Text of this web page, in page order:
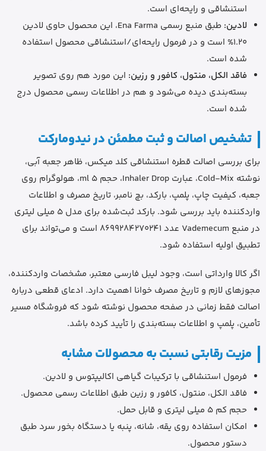
استنشاقی و رایحه‌ای است.
لادین:
طبق منبع رسمی Ena Farma، این محصول حاوی لادین
1.20% است و در فرمول رایحه‌ای/استنشاقی محصول استفاده
شده است.
فاقد الکل، منتول، کافور و رزین: این مورد هم روی تصویر
بسته‌بندی دیده می‌شود و هم در اطلاعات رسمی محصول درج
شده است.
تشخیص اصالت و ثبت مطمئن در نیدومارکت
برای بررسی اصالت قطره استنشاقی کلد میکس، ظاهر جعبه آبی،
نوشته Cold-Mix، عبارت Inhaler Drop، حجم 5 ml، هولوگرام روی
جعبه، کیفیت چاپ، پلمپ، بارکد، بچ نامبر، تاریخ مصرف و اطلاعات
واردکننده باید بررسی شود. بارکد ثبت‌شده برای مدل 5 میلی لیتری
در منبع Vademecum عدد 8699284270241 است و می‌تواند برای
تطبیق اولیه استفاده شود.
اگر کالا وارداتی است، وجود لیبل فارسی معتبر، مشخصات واردکننده،
مجوزهای لازم و تاریخ مصرف خوانا اهمیت دارد. ادعای قطعی درباره
اصالت فقط زمانی در صفحه محصول نوشته شود که فروشگاه مسیر
تأمین، پلمپ و اطلاعات بسته‌بندی را تأیید کرده باشد.
مزیت رقابتی نسبت به محصولات مشابه
فرمول استنشاقی با ترکیبات گیاهی اکالیپتوس و لادین.
فاقد الکل، منتول، کافور و رزین طبق اطلاعات رسمی محصول.
حجم کم 5 میلی لیتری و قابل حمل.
امکان استفاده روی یقه، شانه، پنبه یا دستگاه بخور سرد طبق
دستور محصول.